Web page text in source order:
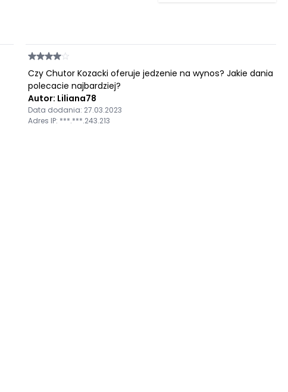
Czy Chutor Kozacki oferuje jedzenie na wynos? Jakie dania
polecacie najbardziej?
Autor: Liliana78
Data dodania: 27.03.2023
Adres IP: ***.***.243.213